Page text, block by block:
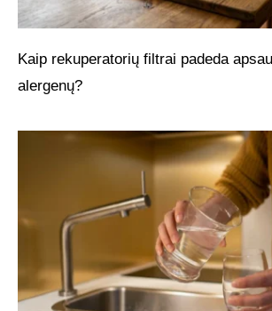
Kaip rekuperatorių filtrai padeda
alergenų?